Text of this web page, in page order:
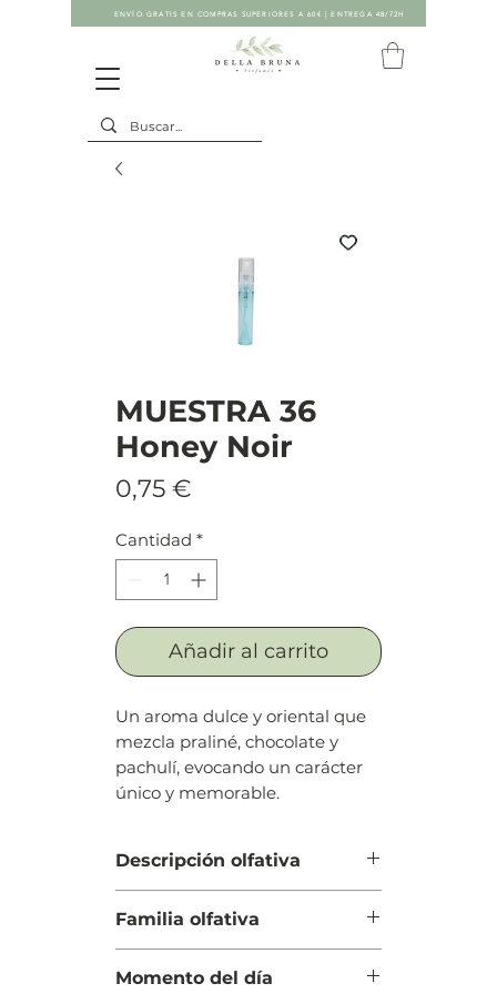
ENVÍO GRATIS EN COMPRAS SUPERIORES A 60€ | ENTREGA 48/72H
MUESTRA 36
Honey Noir
0,75 €
Cantidad *
Añadir al carrito
Un aroma dulce y oriental que
mezcla praliné, chocolate y
pachulí, evocando un carácter
único y memorable.
Descripción olfativa
verdes, notas afrutadas y
especiadas, menta y bergamota
Cuerpo: Miel, pachulí, jazmín,
Familia olfativa
Momento del día